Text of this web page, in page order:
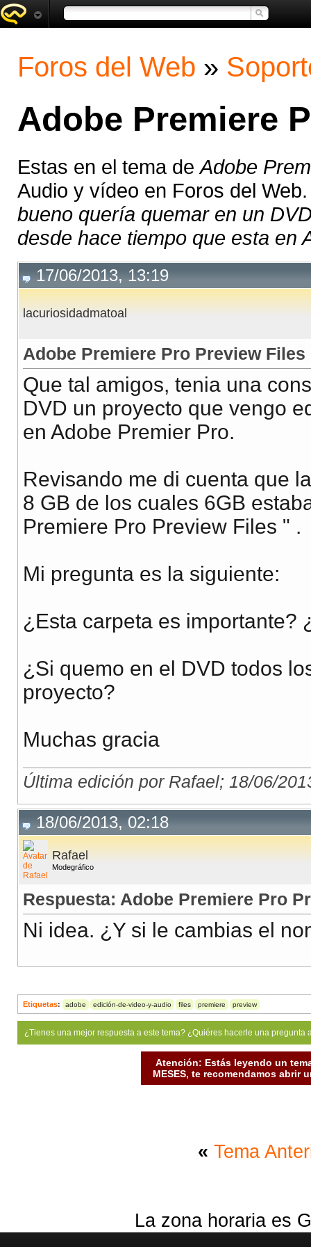
Foros del Web »
Adobe Premiere
Estas en el tema deAdobe
Audio y vídeo en Foros del
bueno quería quemar en un
desde hace tiempo que esta en
17/06/2013, 13:19
lacuriosidadmatoal
Adobe Premiere Pro Preview Files
Que tal amigos, tenia una
DVD un proyecto que vengo
en Adobe Premier Pro.
Revisando me di cuenta que
8 GB de los cuales 6GB
Premiere Pro Preview Files " .
Mi pregunta es la siguiente:
¿Esta carpeta es importante?
¿Si quemo en el DVD todos
proyecto?
Muchas gracia
Última edición por Rafael; 18/06/
18/06/2013, 02:18
Rafael
Modegráfico
Respuesta: Adobe Premiere Pro
Ni idea. ¿Y si le cambias el
Etiquetas: adobe edición-de-video-y-audio files premiere preview
¿Tienes una mejor respuesta a este tema? ¿Quiéres hacerle una
Atención: Estás leyendo un
MESES, te recomendamos abrir
« Tema
La zona horaria es